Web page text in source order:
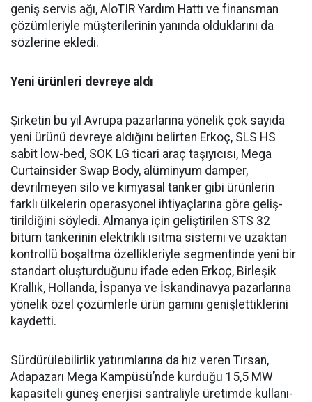
geniş ser­vis ağı, AloTIR Yardım Hattı ve finansman
çözümleriyle müşte­rilerinin yanında olduklarını da
sözlerine ekledi.
Yeni ürünleri devreye aldı
Şirketin bu yıl Avrupa pazar­larına yönelik çok sayıda
yeni ürünü devreye aldığını belirten Erkoç, SLS HS
sabit low-bed, SOK LG ticari araç taşıyıcısı, Mega
Curtainsider Swap Body, alüminyum damper,
devrilme­yen silo ve kimyasal tanker gibi ürünlerin
farklı ülkelerin ope­rasyonel ihtiyaçlarına göre geliş­
tirildiğini söyledi. Almanya için geliştirilen STS 32
bitüm tan­kerinin elektrikli ısıtma siste­mi ve uzaktan
kontrollü boşalt­ma özellikleriyle segmentinde yeni bir
standart oluşturduğunu ifade eden Erkoç, Birleşik
Kral­lık, Hollanda, İspanya ve İskan­dinavya pazarlarına
yönelik özel çözümlerle ürün gamını geniş­lettiklerini
kaydetti.
Sürdürülebilirlik yatırımları­na da hız veren Tırsan,
Adapaza­rı Mega Kampüsü’nde kurduğu 15,5 MW
kapasiteli güneş ener­jisi santraliyle üretimde kullanı­